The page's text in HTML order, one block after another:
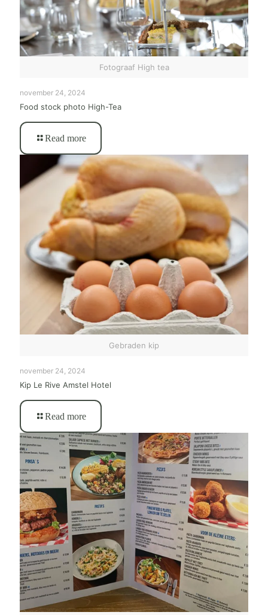
Fotograaf High tea
november 24, 2024
Food stock photo High-Tea
Read more
Gebraden kip
november 24, 2024
Kip Le Rive Amstel Hotel
Read more